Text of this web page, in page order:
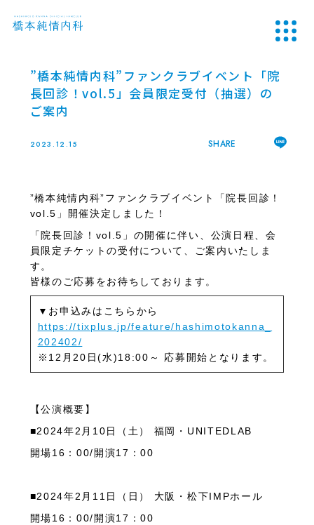
”橋本純情内科”ファンクラブイベント「院
長回診！vol.5」会員限定受付（抽選）の
ご案内
2023.12.15 SHARE
”橋本純情内科”ファンクラブイベント「院長回診！
vol.5 」開催決定しました！
「院長回診！ vol.5 」の開催に伴い、公演日程、会
員限定チケットの受付について、ご案内いたしま
す。
皆様のご応募をお待ちして おります。
▼お申込みはこちらから
https://tixplus.jp/feature/hashimotokanna_
202402/
※ 12 月20日(水)18:00 ～ 応募開始となります。
【公演概要】
■2024年2 月 10日（土） 福岡・ UNITEDLAB
開場16 ： 00/開演17 ：00
■2024年2 月 11 日（日） 大阪・松下IMPホール
開場16 ： 00/開演17 ：00